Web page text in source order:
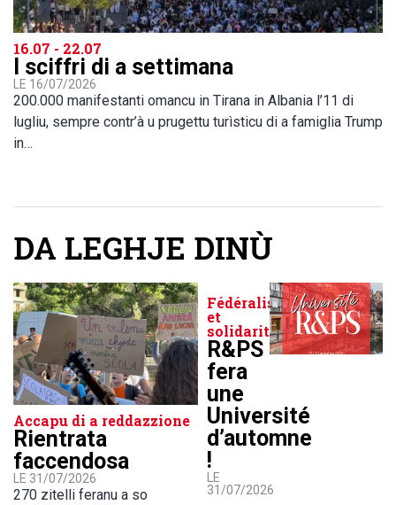
16.07 - 22.07
I sciffri di a settimana
LE 16/07/2026
200.000 manifestanti omancu in Tirana in Albania l’11 di
lugliu, sempre contr’à u prugettu turìsticu di a famiglia Trump
in…
DA LEGHJE DINÙ
Accapu di a reddazzione
Rientrata
faccendosa
LE 31/07/2026
270 zitelli feranu a so
Fédéralisme
et
solidarité
R&PS
fera
une
Université
d’automne
!
LE
31/07/2026